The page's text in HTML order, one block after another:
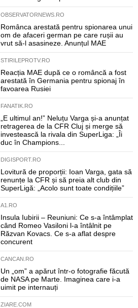
OBSERVATORNEWS.RO
Românca arestată pentru spionarea unui
om de afaceri german pe care rușii au
vrut să-l asasineze. Anunțul MAE
STIRILEPROTV.RO
Reacția MAE după ce o româncă a fost
arestată în Germania pentru spionaj în
favoarea Rusiei
FANATIK.RO
„E ultimul an!” Neluțu Varga și-a anunțat
retragerea de la CFR Cluj și merge să
investească la rivala din SuperLiga: „Îi
duc în Champions...
DIGISPORT.RO
Lovitură de proporții: Ioan Varga, gata să
renunțe la CFR și să preia alt club din
SuperLigă: „Acolo sunt toate condițiile”
A1.RO
Insula Iubirii – Reuniuni: Ce s-a întâmplat
când Romeo Vasiloni l-a întâlnit pe
Răzvan Kovacs. Ce s-a aflat despre
concurent
CANCAN.RO
Un „om” a apărut într-o fotografie făcută
de NASA pe Marte. Imaginea care i-a
uimit pe internauți
ZIARE.COM